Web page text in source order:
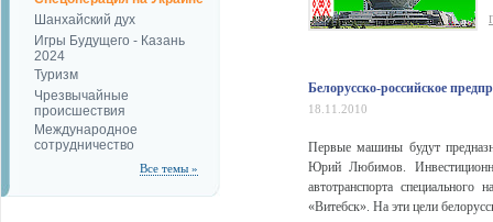
Шанхайский дух
Игры Будущего - Казань
2024
Туризм
Чрезвычайные
происшествия
Международное
сотрудничество
Все темы »
Белорусско-российское
18.11.2010
Первые машины будут
Юрий Любимов.
автотранспорта
«Витебск». На эти цели